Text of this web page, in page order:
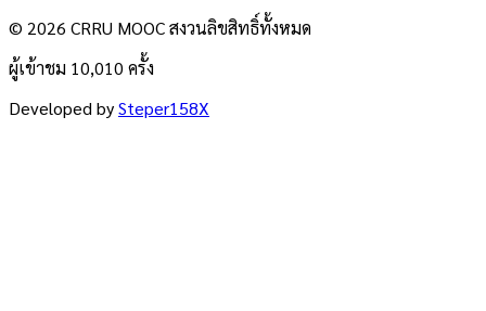
© 2026 CRRU MOOC สงวนลิขสิทธิ์ทั้งหมด
ผู้เข้าชม 10,010 ครั้ง
Developed bySteper158X